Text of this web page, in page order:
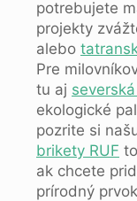
potrebujete
projekty
alebo
Pre
tu aj
ekologické
pozrite si
brikety RUF
ak chcete
prírodný